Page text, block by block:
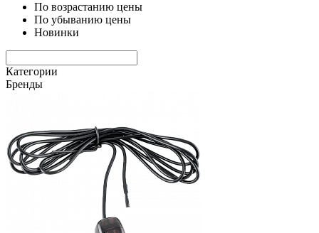
По возрастанию цены
По убыванию цены
Новинки
Категории
Бренды